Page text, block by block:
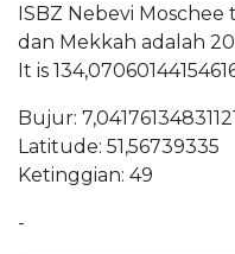
ISBZ Nebevi Moschee
dan Mekkah adalah
It is
Bujur:
Latitude: 51,56739335
Ketinggian: 49
-